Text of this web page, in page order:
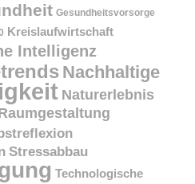
Gesundheitsvorsorge
Kreislaufwirtschaft
Intelligenz
Nachhaltige
Naturerlebnis
Stressabbau
Technologische